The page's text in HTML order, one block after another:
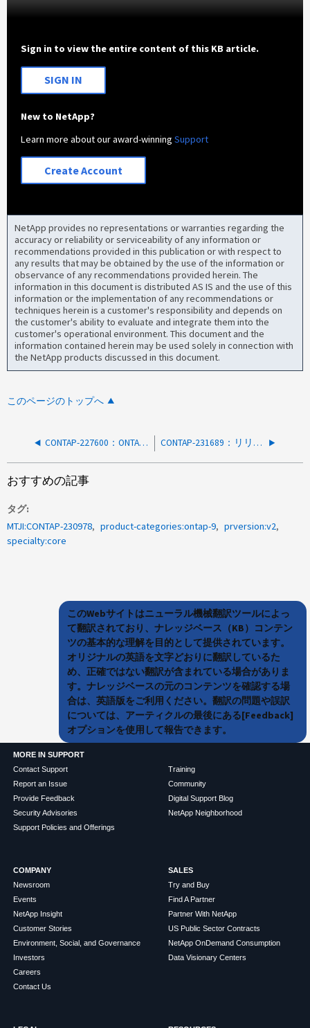
Sign in to view the entire content of this KB article.
SIGN IN
New to NetApp?
Learn more about our award-winningSupport
Create Account
NetApp provides no representations or warranties regarding the
accuracy or reliability or serviceability of any information or
recommendations provided in this publication or with respect to
any results that may be obtained by the use of the information or
observance of any recommendations provided herein. The
information in this document is distributed AS IS and the use of this
information or the implementation of any recommendations or
techniques herein is a customer's responsibility and depends on
the customer's ability to evaluate and integrate them into the
customer's operational environment. This document and the
information contained herein may be used solely in connection with
the NetApp products discussed in this document.
このページのトップへ
CONTAP-227600：ONTAPクラスタノードが予期せずリブートする CONTAP-231689：リリース9.14.1P4（C）のSKプロセスsendhome_hang_detectorでSENDHOME_DOING_COMMITを実行中にWAFLでギブバックまたはARLがハングする
おすすめの記事
タグ
MTJI:CONTAP-230978
product-categories:ontap-9
prversion:v2
specialty:core
このWebサイトはニューラル機械翻訳ツールによっ
て翻訳されており、ナレッジベース（KB）コンテン
ツの基本的な理解を目的として提供されています。
オリジナルの英語を文字どおりに翻訳しているた
め、正確ではない翻訳が含まれている場合がありま
す。ナレッジベースの元のコンテンツを確認する場
合は、英語版をご利用ください。翻訳の問題や誤訳
については、アーティクルの最後にある[Feedback]
オプションを使用して報告できます。
MORE IN SUPPORT
Contact Support
Report an Issue
Provide Feedback
Security Advisories
Support Policies and Offerings
Training
Community
Digital Support Blog
NetApp Neighborhood
COMPANY
Newsroom
Events
NetApp Insight
Customer Stories
Environment, Social, and Governance
Investors
Careers
Contact Us
SALES
Try and Buy
Find A Partner
Partner With NetApp
US Public Sector Contracts
NetApp OnDemand Consumption
Data Visionary Centers